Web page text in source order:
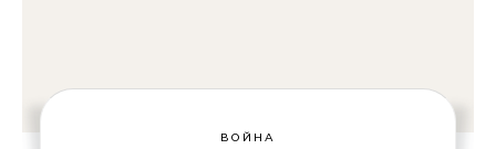
ВОЙНА